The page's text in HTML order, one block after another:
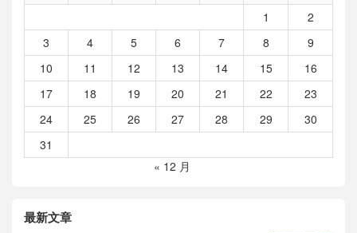
1
2
3
4 5 6 7 8
9
10
11 12 13 14 15
16
17
18 19 20 21 22
23
24
25 26 27 28 29
30
31
« 12 月
最新文章